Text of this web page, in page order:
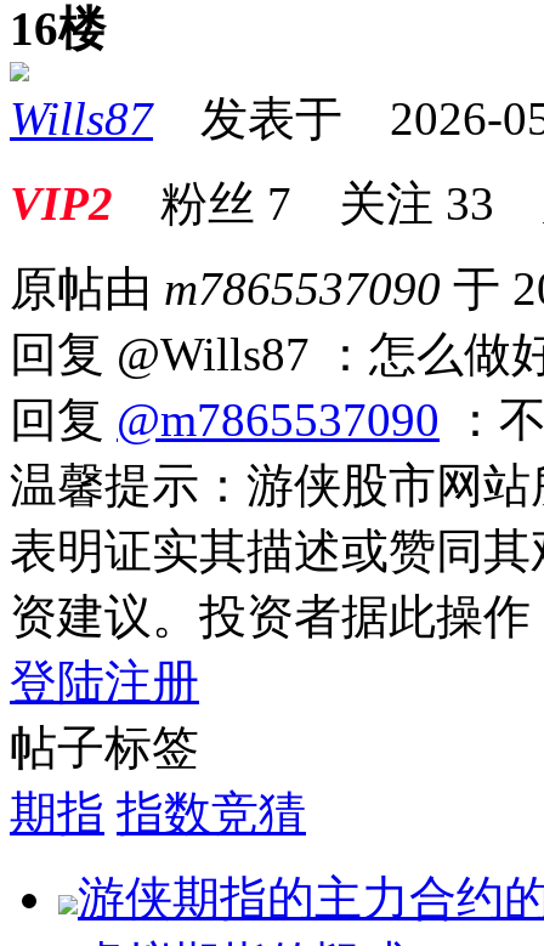
16楼
Wills87发表于 2026-
VIP2 粉丝 7 关注 33
原帖由 m7865537090 于
回复 @Wills87 ：怎么做
回复 @m7865537090 ：
温馨提示：游侠股市网
表明证实其描述或赞同
资建议。投资者据此操
登陆注册
帖子标签
期指 指数竞猜
游侠期指的主力合约